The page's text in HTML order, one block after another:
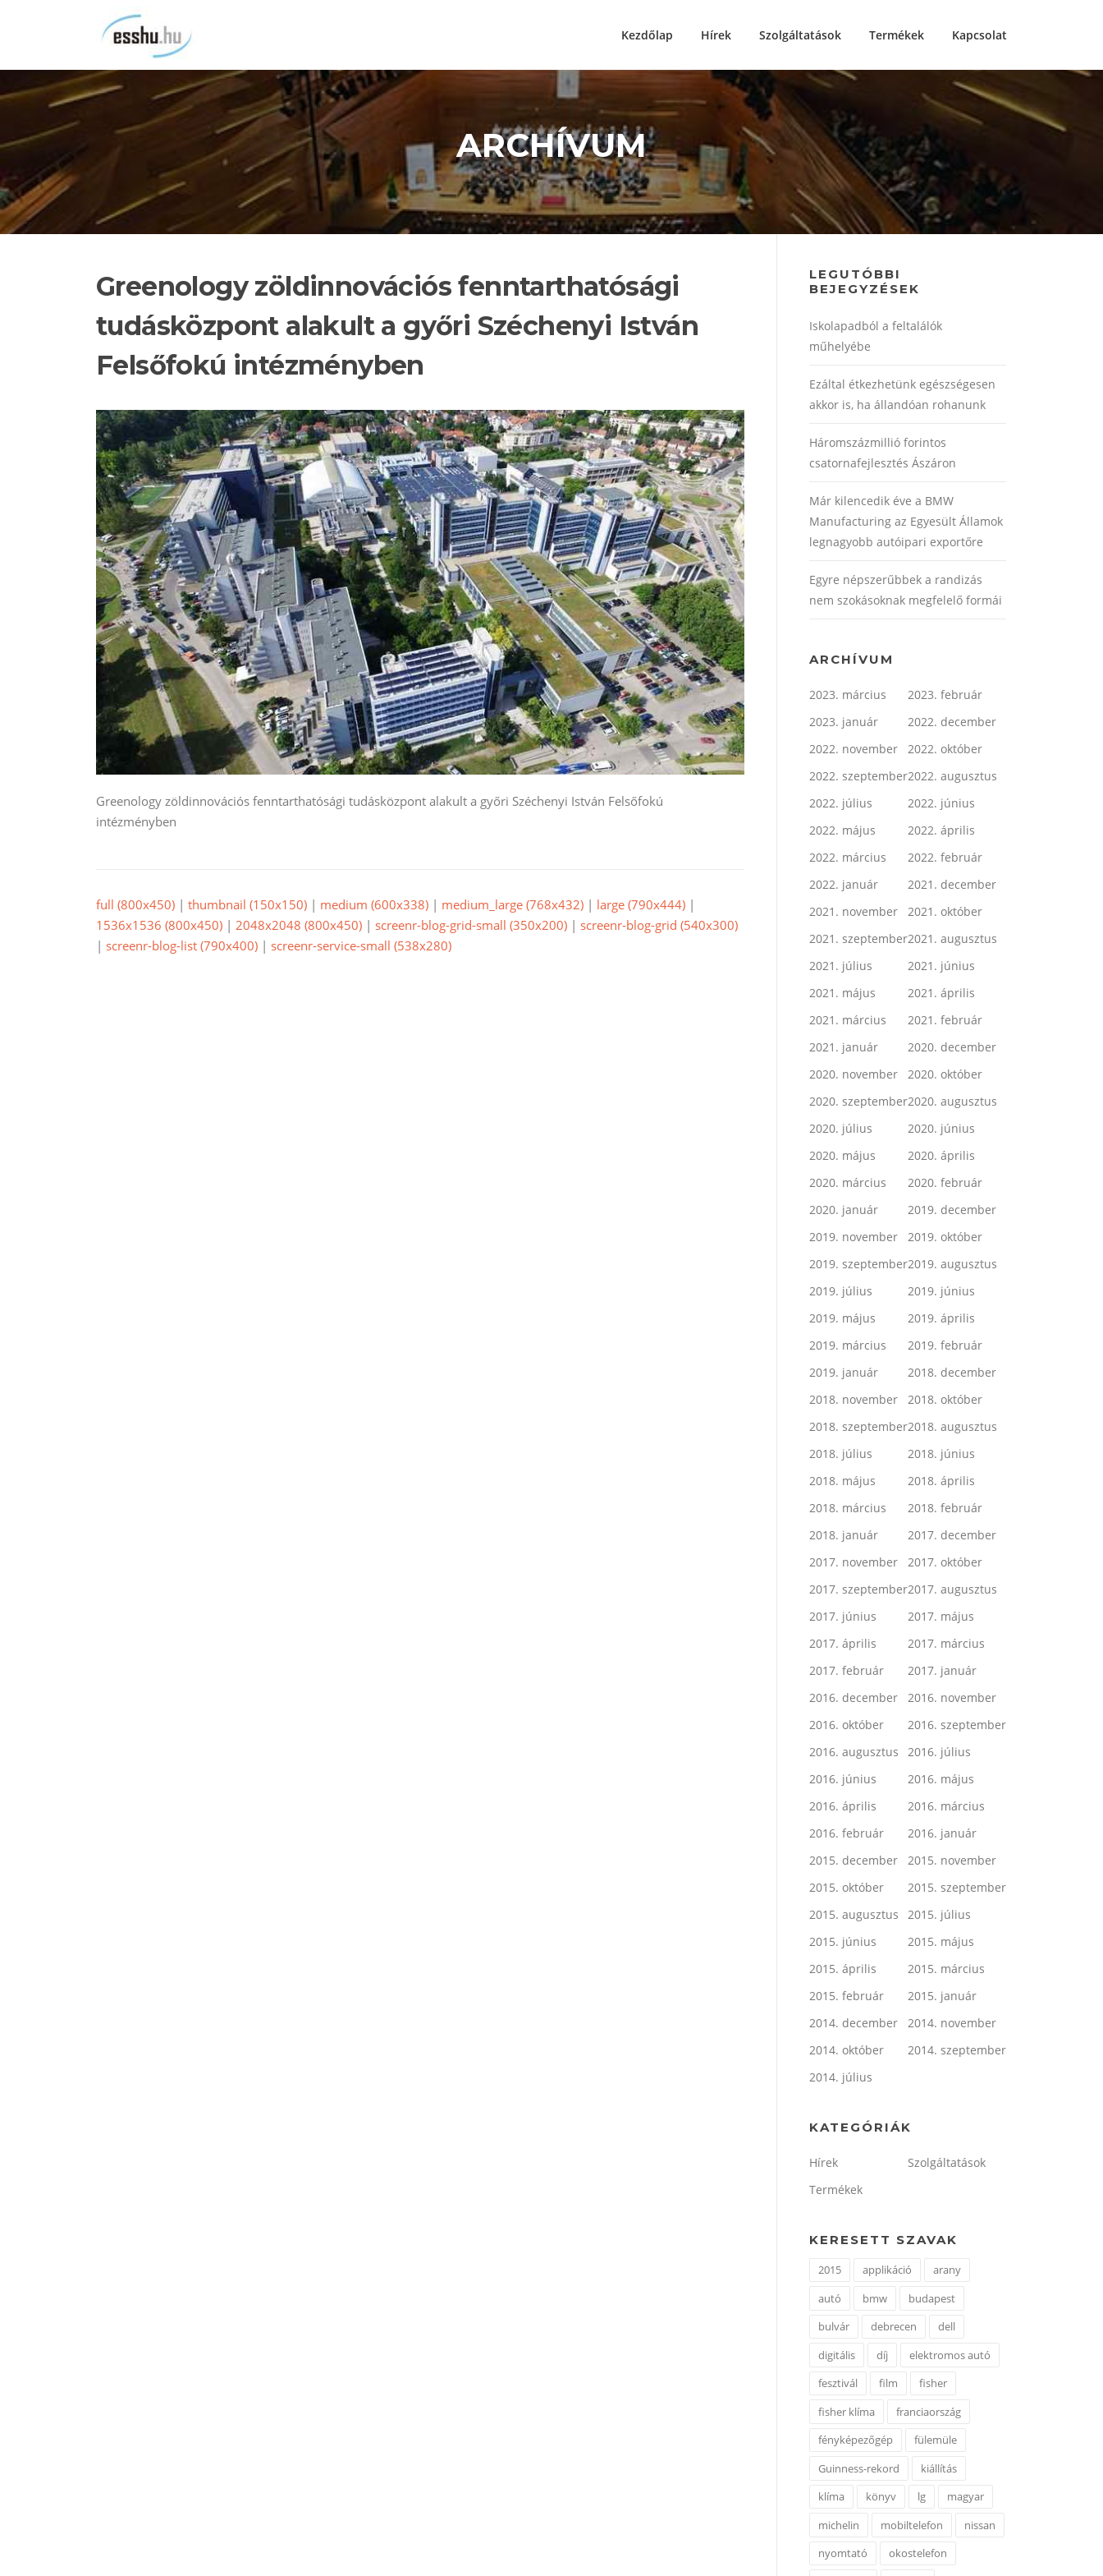
Kezdőlap Hírek Szolgáltatások Termékek Kapcsolat
ARCHÍVUM
Greenology zöldinnovációs fenntarthatósági
tudásközpont alakult a győri Széchenyi István
Felsőfokú intézményben
Greenology zöldinnovációs fenntarthatósági tudásközpont alakult a győri Széchenyi István Felsőfokú
intézményben
full (800x450) | thumbnail (150x150) | medium (600x338) | medium_large (768x432) | large (790x444) |
1536x1536 (800x450) | 2048x2048 (800x450) | screenr-blog-grid-small (350x200) | screenr-blog-grid (540x300)
| screenr-blog-list (790x400) | screenr-service-small (538x280)
LEGUTÓBBI
BEJEGYZÉSEK
Iskolapadból a feltalálók
műhelyébe
Ezáltal étkezhetünk egészségesen
akkor is, ha állandóan rohanunk
Háromszázmillió forintos
csatornafejlesztés Ászáron
Már kilencedik éve a BMW
Manufacturing az Egyesült Államok
legnagyobb autóipari exportőre
Egyre népszerűbbek a randizás
nem szokásoknak megfelelő formái
ARCHÍVUM
2023. március
2023. február
2023. január
2022. december
2022. november
2022. október
2022. szeptember2022. augusztus
2022. július
2022. június
2022. május
2022. április
2022. március
2022. február
2022. január
2021. december
2021. november
2021. október
2021. szeptember2021. augusztus
2021. július
2021. június
2021. május
2021. április
2021. március
2021. február
2021. január
2020. december
2020. november
2020. október
2020. szeptember2020. augusztus
2020. július
2020. június
2020. május
2020. április
2020. március
2020. február
2020. január
2019. december
2019. november
2019. október
2019. szeptember2019. augusztus
2019. július
2019. június
2019. május
2019. április
2019. március
2019. február
2019. január
2018. december
2018. november
2018. október
2018. szeptember2018. augusztus
2018. július
2018. június
2018. május
2018. április
2018. március
2018. február
2018. január
2017. december
2017. november
2017. október
2017. szeptember2017. augusztus
2017. június
2017. május
2017. április
2017. március
2017. február
2017. január
2016. december
2016. november
2016. október
2016. szeptember
2016. augusztus
2016. július
2016. június
2016. május
2016. április
2016. március
2016. február
2016. január
2015. december
2015. november
2015. október
2015. szeptember
2015. augusztus
2015. július
2015. június
2015. május
2015. április
2015. március
2015. február
2015. január
2014. december
2014. november
2014. október
2014. szeptember
2014. július
KATEGÓRIÁK
Hírek
Szolgáltatások
Termékek
KERESETT SZAVAK
2015 applikáció
arany
autó
bmw
budapest
bulvár
debrecen
dell
digitális
díj
elektromos autó
fesztivál
film
fisher
fisher klíma
franciaország
fényképezőgép
fülemüle
Guinness-rekord
kiállítás
klíma
könyv lg
magyar
michelin
mobiltelefon
nissan
nyomtató
okostelefon